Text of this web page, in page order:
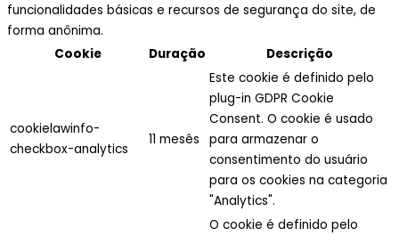
funcionalidades básicas e recursos de segurança do site, de
forma anônima.
Cookie
Duração Descrição
cookielawinfo-
checkbox-analytics
11 mesês
Este cookie é definido pelo
plug-in GDPR Cookie
Consent. O cookie é usado
para armazenar o
consentimento do usuário
para os cookies na categoria
"Analytics".
O cookie é definido pelo